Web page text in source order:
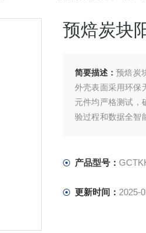
预焙炭块
简要描述：预焙炭
外壳表面采用环保
元件均严格测试，
验过程和数据全智
产品型号：
更新时间： 2025-